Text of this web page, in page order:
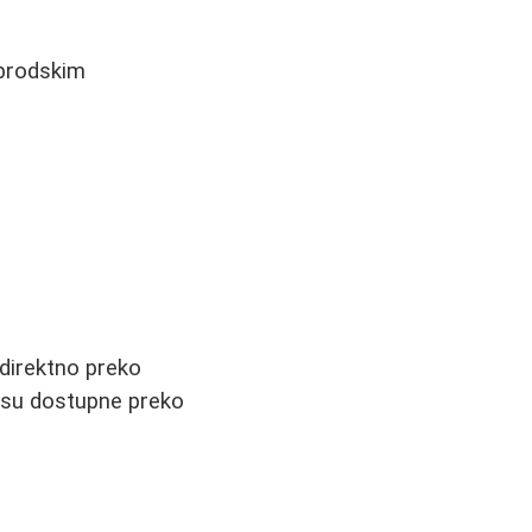
preko
dostupne preko